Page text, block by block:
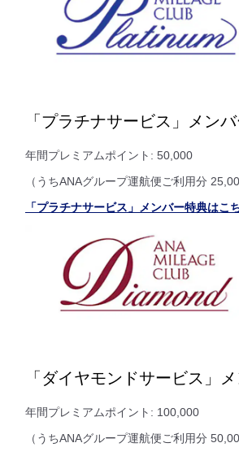
「プラチナサービス」メン
年間プレミアムポイント: 50,000
（うちANAグループ運航便ご利用分
「プラチナサービス」メンバー特典はこ
「ダイヤモンドサービス」
年間プレミアムポイント: 100,000
（うちANAグループ運航便ご利用分